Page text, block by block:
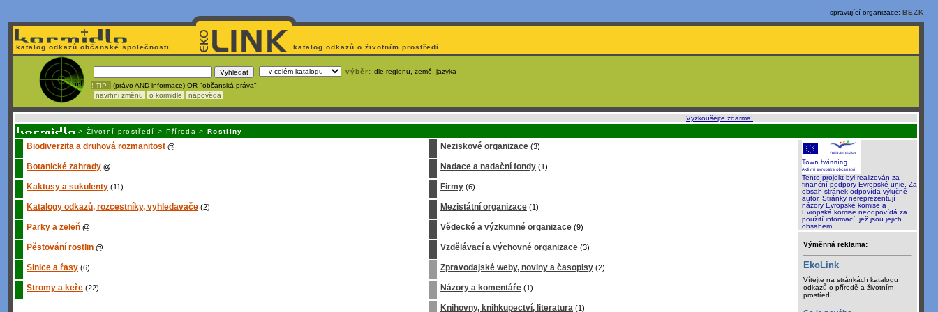
spravující organizace: BEZK
katalog odkazů občanské společnosti katalog odkazů o životním prostředí
výběr: dle regionu, země, jazyka
! TIP : (právo AND informace) OR "občanská práva"
navrhni změnu
o kormidle nápověda
Vyzkoušejte zdarma!
> Životní prostředí > Příroda >Rostliny
Biodiverzita a druhová rozmanitost @
Botanické zahrady @
Kaktusy a sukulenty (11)
Katalogy odkazů, rozcestníky, vyhledavače (2)
Parky a zeleň @
Pěstování rostlin @
Sinice a řasy (6)
Stromy a keře (22)
Neziskové organizace (3)
Nadace a nadační fondy (1)
Firmy (6)
Mezistátní organizace (1)
Vědecké a výzkumné organizace (9)
Vzdělávací a výchovné organizace (3)
Zpravodajské weby, noviny a časopisy (2)
Názory a komentáře (1)
Knihovny, knihkupectví, literatura (1)
Tento projekt byl realizován za
finanční podpory Evropské unie. Za
obsah stránek odpovídá výlučně
autor. Stránky nereprezentují
názory Evropské komise a
Evropská komise neodpovídá za
použití informací, jež jsou jejich
obsahem.
Výměnná reklama:
EkoLink
Vítejte na stránkách katalogu
odkazů o přírodě a životním
prostředí.